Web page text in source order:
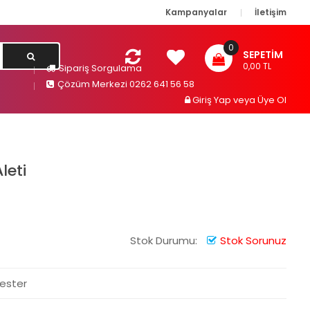
Kampanyalar İletişim
SEPETIM
0
0,00 TL
Sipariş Sorgulama
Çözüm Merkezi 0262 641 56 58
Giriş YapveyaÜye Ol
Stok Durumu: Stok Sorunuz